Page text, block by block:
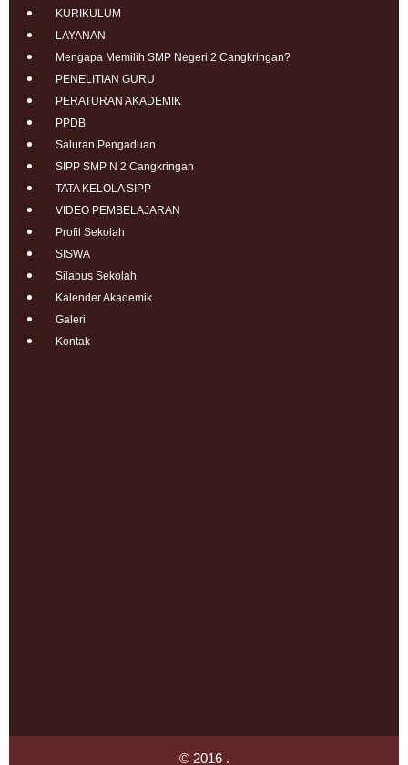
KURIKULUM
LAYANAN
Mengapa Memilih SMP Negeri 2 Cangkringan?
PENELITIAN GURU
PERATURAN AKADEMIK
PPDB
Saluran Pengaduan
SIPP SMP N 2 Cangkringan
TATA KELOLA SIPP
VIDEO PEMBELAJARAN
Profil Sekolah
SISWA
Silabus Sekolah
Kalender Akademik
Galeri
Kontak
© 2016 .